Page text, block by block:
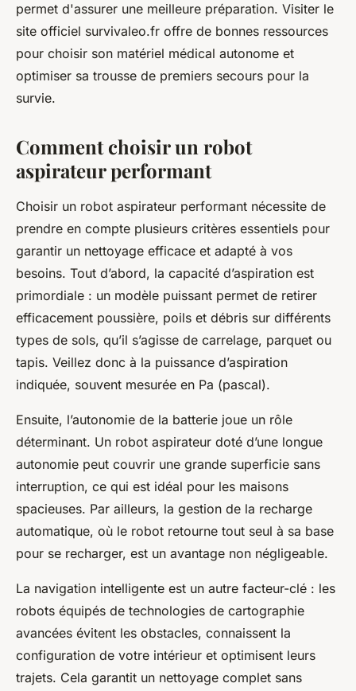
permet d'assurer une meilleure préparation. Visiter le
site officiel survivaleo.fr offre de bonnes ressources
pour choisir son matériel médical autonome et
optimiser sa trousse de premiers secours pour la
survie.
Comment choisir un robot
aspirateur performant
Choisir un robot aspirateur performant nécessite de
prendre en compte plusieurs critères essentiels pour
garantir un nettoyage efficace et adapté à vos
besoins. Tout d’abord, la capacité d’aspiration est
primordiale : un modèle puissant permet de retirer
efficacement poussière, poils et débris sur différents
types de sols, qu’il s’agisse de carrelage, parquet ou
tapis. Veillez donc à la puissance d’aspiration
indiquée, souvent mesurée en Pa (pascal).
Ensuite, l’autonomie de la batterie joue un rôle
déterminant. Un robot aspirateur doté d’une longue
autonomie peut couvrir une grande superficie sans
interruption, ce qui est idéal pour les maisons
spacieuses. Par ailleurs, la gestion de la recharge
automatique, où le robot retourne tout seul à sa base
pour se recharger, est un avantage non négligeable.
La navigation intelligente est un autre facteur-clé : les
robots équipés de technologies de cartographie
avancées évitent les obstacles, connaissent la
configuration de votre intérieur et optimisent leurs
trajets. Cela garantit un nettoyage complet sans